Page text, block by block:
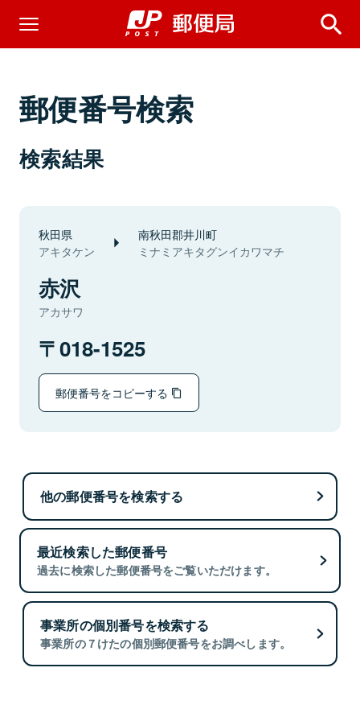
郵便番号検索
検索結果
秋田県
アキタケン
南秋田郡井川町
ミナミアキタグンイカワマチ
赤沢
アカサワ
018-1525
郵便番号をコピーする
他の郵便番号を検索する
最近検索した郵便番号
過去に検索した郵便番号をご覧いただけます。
事業所の個別番号を検索する
事業所の７けたの個別郵便番号をお調べします。